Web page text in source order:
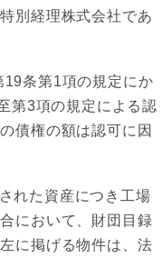
別経理株式会社であ
条第1項の規定にか
第3項の規定による認
債権の額は認可に因
れた資産につき工場
において、財団目録
に掲げる物件は、法